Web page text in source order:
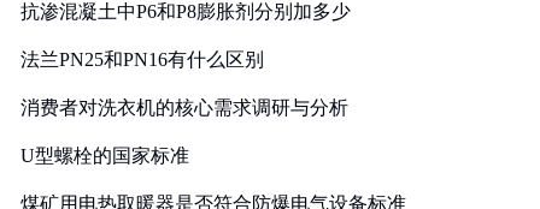
抗渗混凝土中P6和P8膨胀剂分别加多少
法兰PN25和PN16有什么区别
消费者对洗衣机的核心需求调研与分析
U型螺栓的国家标准
煤矿用电热取暖器是否符合防爆电气设备标准